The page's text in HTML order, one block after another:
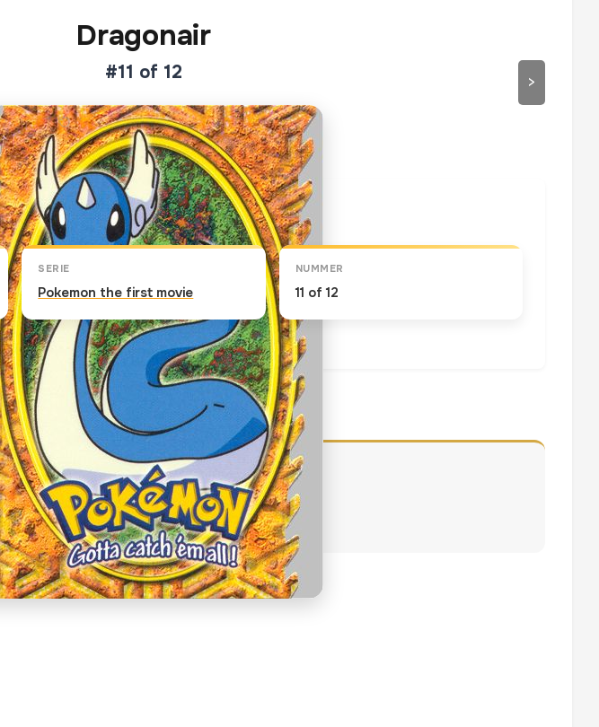
Dragonair
#11 of 12
Klik op de kaart om om te draaien
>
SERIE
Pokemon the first movie
NUMMER
11 of 12
€40,85
Gemiddelde verkoopprijs op eBay